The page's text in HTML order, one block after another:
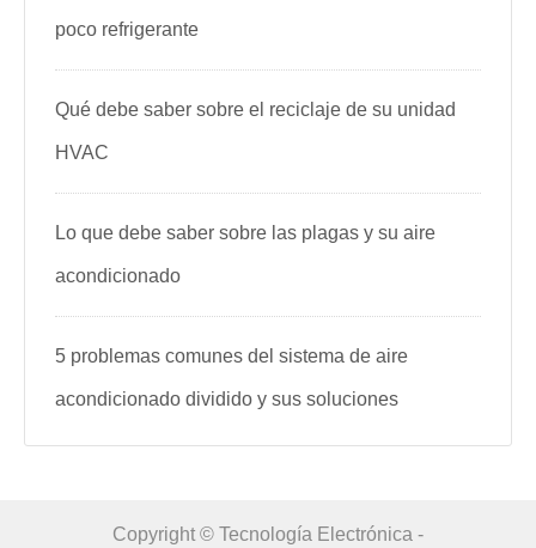
poco refrigerante
Qué debe saber sobre el reciclaje de su unidad
HVAC
Lo que debe saber sobre las plagas y su aire
acondicionado
5 problemas comunes del sistema de aire
acondicionado dividido y sus soluciones
Copyright © Tecnología Electrónica -